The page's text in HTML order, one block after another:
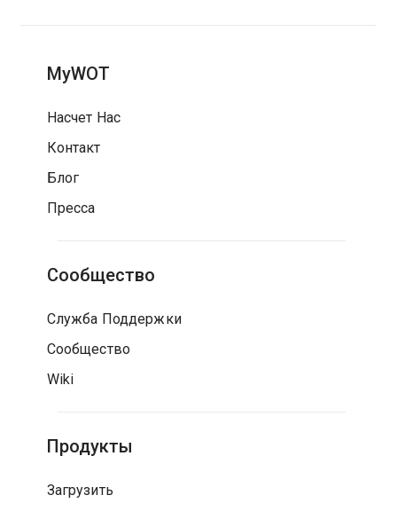
MyWOT
Насчет Нас
Контакт
Блог
Пресса
Сообщество
Служба Поддержки
Сообщество
Wiki
Продукты
Загрузить